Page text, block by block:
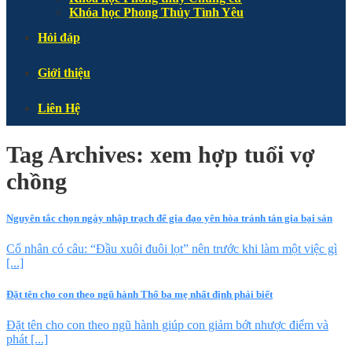
Khóa học Phong Thủy Tình Yêu
Hỏi đáp
Giới thiệu
Liên Hệ
Tag Archives: xem hợp tuổi vợ
chồng
Nguyên tắc chọn ngày nhập trạch để gia đạo yên hòa tránh tán gia bại sản
Cổ nhân có câu: “Đầu xuôi đuôi lọt” nên trước khi làm một việc gì
[...]
Đặt tên cho con theo ngũ hành Thổ ba mẹ nhất định phải biết
Đặt tên cho con theo ngũ hành giúp con giảm bớt nhược điểm và
phát [...]